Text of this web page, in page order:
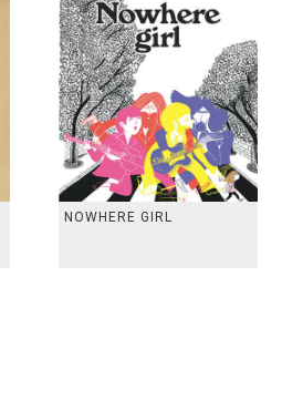
NOWHERE GIRL